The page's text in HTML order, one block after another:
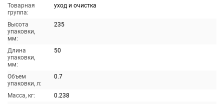
Товарная
группа:
уход и очистка
Высота
упаковки,
мм:
235
Длина
упаковки,
мм:
50
Объем
упаковки, л:
0.7
Масса, кг:
0.238